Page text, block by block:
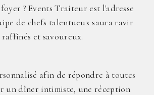
? Events Traiteur est l'adresse
de chefs talentueux saura ravir
et savoureux.
afin de répondre à toutes
un dîner intimiste, une réception